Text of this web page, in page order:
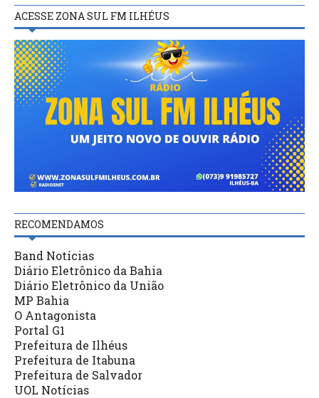
ACESSE ZONA SUL FM ILHÉUS
RECOMENDAMOS
Band Notícias
Diário Eletrônico da Bahia
Diário Eletrônico da União
MP Bahia
O Antagonista
Portal G1
Prefeitura de Ilhéus
Prefeitura de Itabuna
Prefeitura de Salvador
UOL Notícias